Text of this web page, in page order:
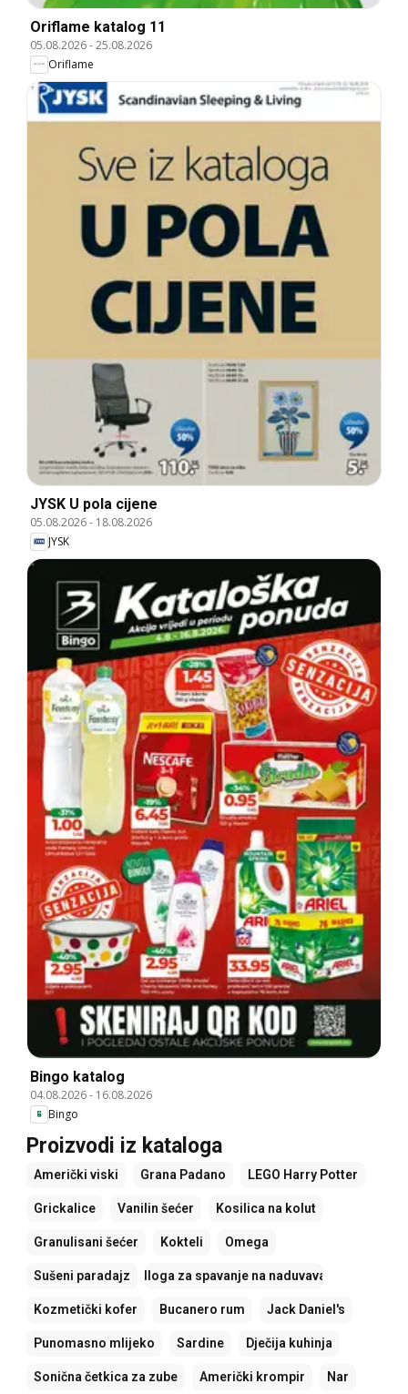
Oriflame katalog 11
05.08.2026-25.08.2026
Oriflame
JYSK U pola cijene
05.08.2026- 18.08.2026
JYSK
Bingo katalog
04.08.2026- 16.08.2026
Bingo
Proizvodi iz kataloga
Američki viski Grana Padano LEGO Harry Potter
Grickalice Vanilin šećer Kosilica na kolut
Granulisani šećer Kokteli Omega
Sušeni paradajzPodloga za spavanje na naduvavanje
Kozmetički kofer Bucanero rum Jack Daniel's
Punomasno mlijeko Sardine Dječija kuhinja
Sonična četkica za zube Američki krompir Nar